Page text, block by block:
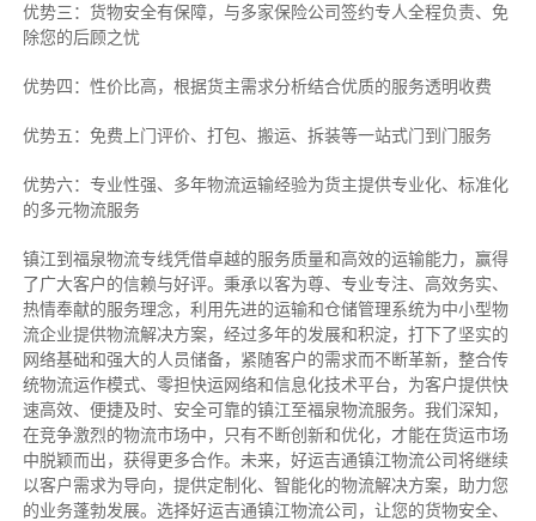
优势三：货物安全有保障，与多家保险公司签约专人全程负责、免
除您的后顾之忧
优势四：性价比高，根据货主需求分析结合优质的服务透明收费
优势五：免费上门评价、打包、搬运、拆装等一站式门到门服务
优势六：专业性强、多年物流运输经验为货主提供专业化、标准化
的多元物流服务
镇江到福泉物流专线凭借卓越的服务质量和高效的运输能力，赢得
了广大客户的信赖与好评。 秉承以客为尊、专业专注、高效务实、
热情奉献的服务理念，利用先进的运输和仓储管理系统为中小型物
流企业提供物流解决方案，经过多年的发展和积淀，打下了坚实的
网络基础和强大的人员储备，紧随客户的需求而不断革新，整合传
统物流运作模式、零担快运网络和信息化技术平台，为客户提供快
速高效、便捷及时、安全可靠的镇江至福泉物流服务。 我们深知，
在竞争激烈的物流市场中，只有不断创新和优化，才能在货运市场
中脱颖而出，获得更多合作。 未来，好运吉通镇江物流公司将继续
以客户需求为导向，提供定制化、智能化的物流解决方案，助力您
的业务蓬勃发展。选择好运吉通镇江物流公司，让您的货物安全、